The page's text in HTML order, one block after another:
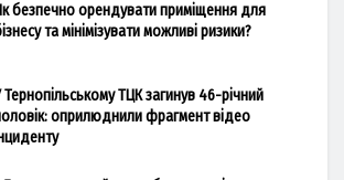
безпечно орендувати приміщення для
та мінімізувати можливі ризики?
Тернопільському ТЦК загинув 46-річний
оприлюднили фрагмент відео